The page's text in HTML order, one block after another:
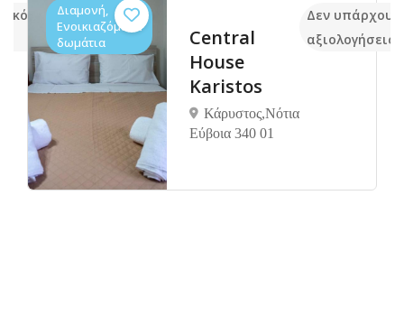
Διαμονή,
Ενοικιαζόμενα
δωμάτια
Central
House
Karistos
Κάρυστος,Νότια
Εύβοια 340 01
Δεν
αξιολογήσεις